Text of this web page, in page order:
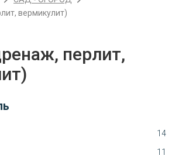
вермикулит)
перлит,
14
11